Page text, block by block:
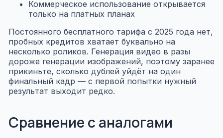
Коммерческое использование открывается
только на платных планах
Постоянного бесплатного тарифа с 2025 года нет,
пробных кредитов хватает буквально на
несколько роликов. Генерация видео в разы
дороже генерации изображений, поэтому заранее
прикиньте, сколько дублей уйдёт на один
финальный кадр — с первой попытки нужный
результат выходит редко.
Сравнение с аналогами